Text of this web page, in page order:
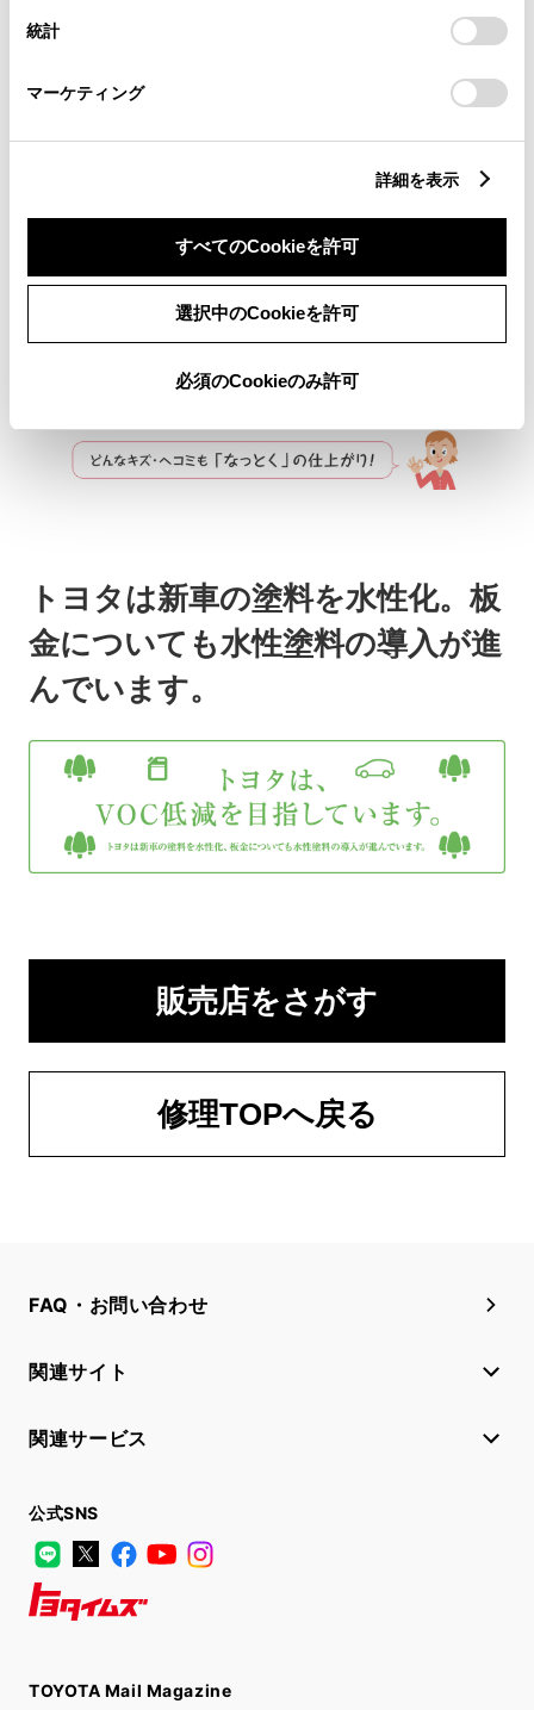
設定の変更、同意を撤回したりするにあたっては、当社の
「Cookie（クッキー）情報の取り扱いについて
」をご覧くだ
統計
マーケティング
詳細を表示
すべてのCookieを許可
選択中のCookieを許可
必須のCookieのみ許可
トヨタは新車の塗料を水性化。板
金についても水性塗料の導入が進
んでいます。
販売店をさがす
修理TOPへ戻る
FAQ・お問い合わせ
関連サイト
関連サービス
公式SNS
LINE
X FacebookYouTube
TOYOTA Mail Magazine